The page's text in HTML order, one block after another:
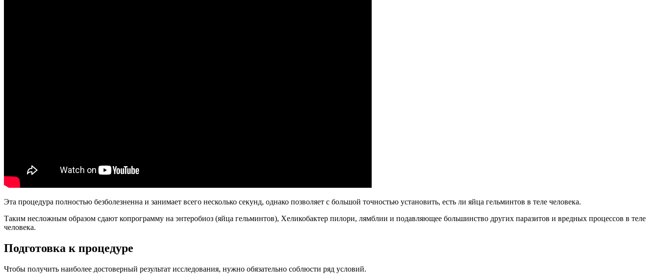
Эта процедура полностью безболезненна и занимает всего несколько секунд, однако позволяет с большой точностью установить, есть ли яйца гельминтов в теле человека.
Таким несложным образом сдают копрограмму на энтеробиоз (яйца гельминтов), Хеликобактер пилори, лямблии и подавляющее большинство других паразитов и вредных процессов в теле
человека.
Подготовка к процедуре
Чтобы получить наиболее достоверный результат исследования, нужно обязательно соблюсти ряд условий.